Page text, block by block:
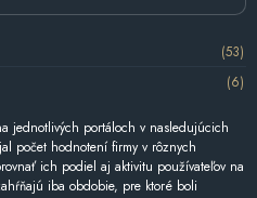
(53)
(6)
jednotlivých portáloch v nasledujúcich
počet hodnotení firmy v rôznych
ich podiel aj aktivitu používateľov na
iba obdobie, pre ktoré boli